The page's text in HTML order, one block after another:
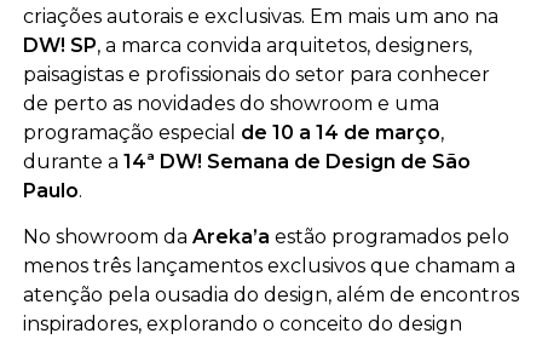
criações autorais e exclusivas. Em mais um ano na
DW! SP, a marca convida arquitetos, designers,
paisagistas e profissionais do setor para conhecer
de perto as novidades do showroom e uma
programação especial de 10 a 14 de março,
durante a 14ª DW! Semana de Design de São
Paulo.
No showroom da Areka’a estão programados pelo
menos três lançamentos exclusivos que chamam a
atenção pela ousadia do design, além de encontros
inspiradores, explorando o conceito do design